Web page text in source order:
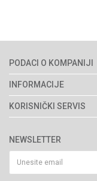
PODACI O KOMPANIJI
Agromarket d.o.o.
Matični broj: 11003826
76300 Bijeljina
066/44-99-00
INFORMACIJE
O nama
Brendovi
Katalozi
Saradnja
KORISNIČKI SERVIS
Politika privatnosti
Kako kupiti
Isporuka
NEWSLETTER